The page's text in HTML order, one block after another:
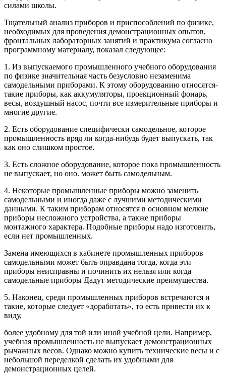
силами школы.
Тщательный анализ приборов и приспособлений по физике,
необходимых для проведения демонстрационных опытов,
фронтальных лабораторных занятий и практикума согласно
программному материалу, показал следующее:
1. Из выпускаемого промышленного учебного оборудования
по физике значительная часть безусловно незаменима
самодельными приборами. К этому оборудованию относятся-
такие приборы, как аккумуляторы, проекционный фонарь,
весы, воздушный насос, почти все измерительные приборы и
многие другие.
2. Есть оборудование специфически самодельное, которое
промышленность вряд ли когда-нибудь будет выпускать, так
как оно слишком простое.
3. Есть сложное оборудование, которое пока промышленность
не выпускает, но оно. может быть самодельным.
4. Некоторые промышленные приборы можно заменить
самодельными и иногда даже с лучшими методическими
данными. К таким приборам относятся в основном мелкие
приборы несложного устройства, а также приборы
монтажного характера. Подобные приборы надо изготовить,
если нет промышленных.
Замена имеющихся в кабинете промышленных приборов
самодельными может быть оправдана тогда, когда эти
приборы неисправны и починить их нельзя или когда
самодельные приборы Дадут методические преимущества.
5. Наконец, среди промышленных приборов встречаются и
такие, которые следует «доработать», то есть привести их к
виду,
более удобному для той или иной учебной цели. Например,
учебная промышленность не выпускает демонстрационных
рычажных весов. Однако можно купить технические весы и с
небольшой переделкой сделать их удобными для
демонстрационных целей.